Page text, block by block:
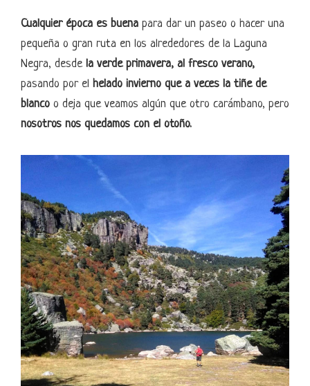
Cualquier época es buena para dar un paseo o hacer una
pequeña o gran ruta en los alrededores de la Laguna
Negra, desde la verde primavera, al fresco verano,
pasando por el helado invierno que a veces la tiñe de
blanco o deja que veamos algún que otro carámbano, pero
nosotros nos quedamos con el otoño.